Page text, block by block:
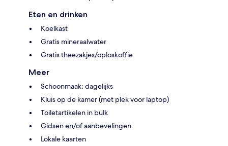
Eten en drinken
Koelkast
Gratis mineraalwater
Gratis theezakjes/oploskoffie
Meer
Schoonmaak: dagelijks
Kluis op de kamer (met plek voor laptop)
Toiletartikelen in bulk
Gidsen en/of aanbevelingen
Lokale kaarten